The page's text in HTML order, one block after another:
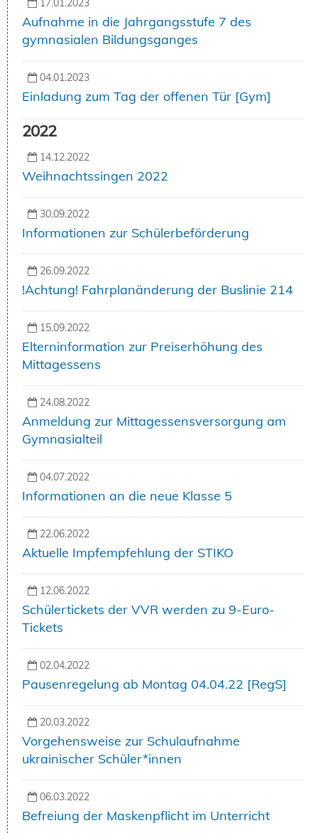
17.01.2023
Aufnahme in die Jahrgangsstufe 7 des
gymnasialen Bildungsganges
04.01.2023
Einladung zum Tag der offenen Tür [Gym]
2022
14.12.2022
Weihnachtssingen 2022
30.09.2022
Informationen zur Schülerbeförderung
26.09.2022
!Achtung! Fahrplanänderung der Buslinie 214
15.09.2022
Elterninformation zur Preiserhöhung des
Mittagessens
24.08.2022
Anmeldung zur Mittagessensversorgung am
Gymnasialteil
04.07.2022
Informationen an die neue Klasse 5
22.06.2022
Aktuelle Impfempfehlung der STIKO
12.06.2022
Schülertickets der VVR werden zu 9-Euro-
Tickets
02.04.2022
Pausenregelung ab Montag 04.04.22 [RegS]
20.03.2022
Vorgehensweise zur Schulaufnahme
ukrainischer Schüler*innen
06.03.2022
Befreiung der Maskenpflicht im Unterricht